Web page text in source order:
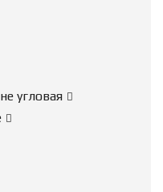
не угловая